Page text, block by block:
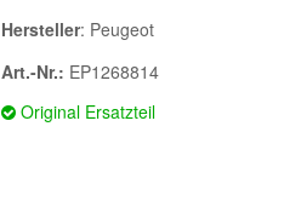
Hersteller: Peugeot
Art.-Nr.: EP1268814
Original Ersatzteil